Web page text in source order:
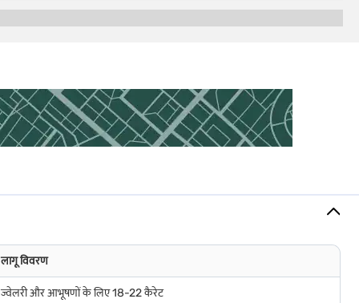
समय तक होल्ड किया जाता है, तो यह इंडेक्सेशन लाभों के साथ 20 लॉन्ग-टर्म कैपिटल
लागू होता है. तीन वर्षों से अधिक समय तक होल्ड किए गए गोल्ड के लिए, इंडेक्सेशन के
मेकिंग चार्ज गोल्ड की वैल्यू का 6% से 25% तक होता है, जो डिज़ाइन और
डील मिल रही है, खरीदारी करने से पहले ज्वेलर्स के मेकिंग शुल्क की तुलना करना
लागू विवरण
ज्वेलरी और आभूषणों के लिए 18-22 कैरेट